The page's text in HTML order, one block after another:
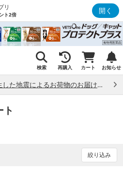
リ
ト2倍 開く
検索 再購入 カート お知らせ
熊本県熊本地方で発生した地震によるお荷物のお届け状況について （7/28）
ト
絞り込み